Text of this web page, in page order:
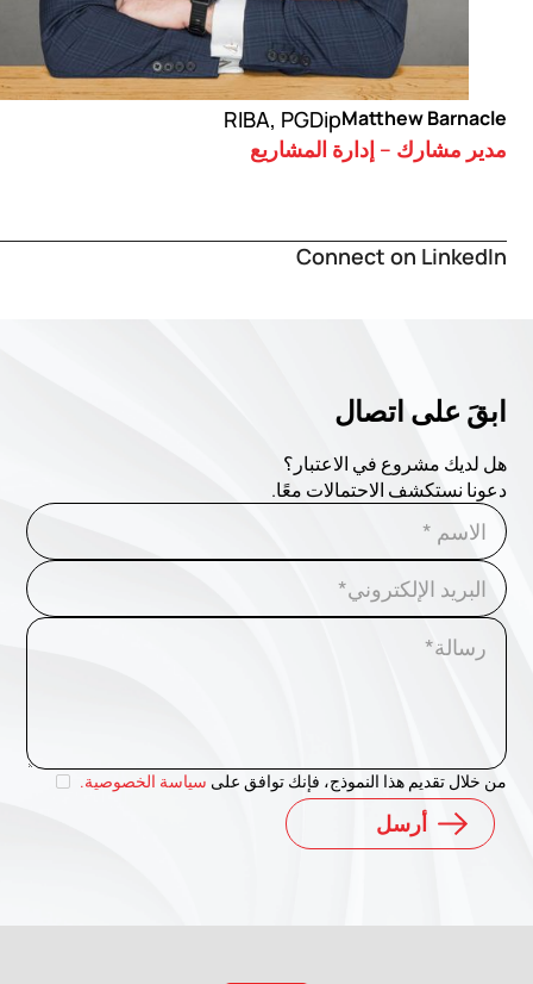
Matthew Barnacle
RIBA, PGDip
مدير مشارك – إدارة المشاريع
Connect on LinkedIn
ابقَ على اتصال
هل لديك مشروع في الاعتبار؟
دعونا نستكشف الاحتمالات معًا.
من خلال تقديم هذا النموذج، فإنك توافق على سياسة الخصوصية.